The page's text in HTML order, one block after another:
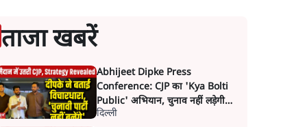
ताजा खबरें
Abhijeet Dipke Press
Conference: CJP का 'Kya Bolti
Public' अभियान, चुनाव नहीं लड़ेगी
CJP!
दिल्ली